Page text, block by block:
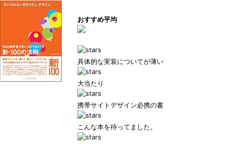
おすすめ平均
具体的な実装についてが薄い
大当たり
携帯サイトデザイン必携の書
こんな本を待ってました。